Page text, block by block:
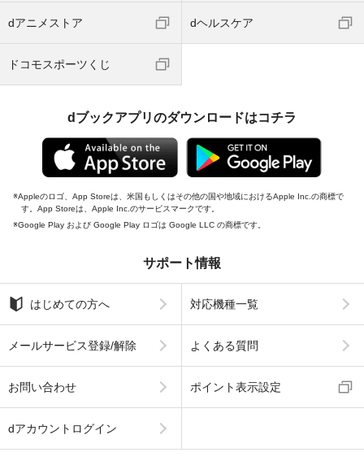
dアニメストア dヘルスケア
ドコモスポーツくじ
dブックアプリのダウンロードはコチラ
Appleのロゴ、App Storeは、米国もしくはその他の国や地域におけるApple Inc.の商標で
す。App Storeは、Apple Inc.のサービスマークです。
Google Play および Google Play ロゴは Google LLC の商標です。
サポート情報
はじめての方へ 対応機種一覧
メールサービス登録/解除 よくある質問
お問い合わせ ポイント表示設定
dアカウントログイン